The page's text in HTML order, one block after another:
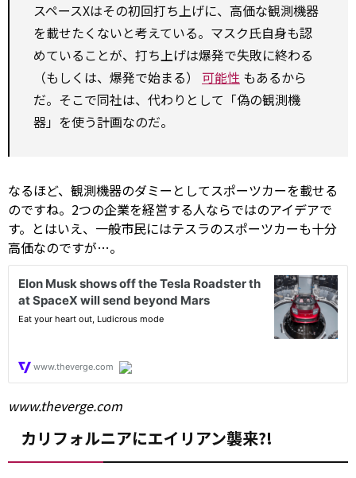
スペースXはその初回打ち上げに、高価な観測機器
を載せたくないと考えている。マスク氏自身も認
めていることが、打ち上げは爆発で失敗に終わる
（もしくは、爆発で始まる） 可能性 もあるから
だ。そこで同社は、代わりとして「偽の観測機
器」を使う計画なのだ。
なるほど、観測機器のダミーとしてスポーツカーを載せる
のですね。2つの企業を経営する人ならではのアイデアで
す。とはいえ、一般市民にはテスラのスポーツカーも十分
高価なのですが…。
www.theverge.com
カリフォルニアにエイリアン襲来?!